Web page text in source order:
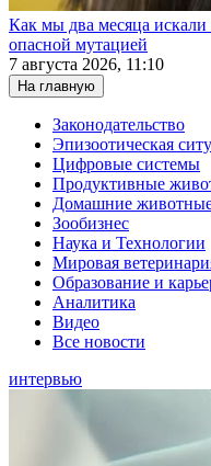
Как мы два месяца искали
опасной мутацией
7 августа 2026, 11:10
На главную
Законодательство
Эпизоотическая
Цифровые системы
Продуктивные
Домашние
Зообизнес
Наука и Технологии
Мировая
Образование и
Аналитика
Видео
Все новости
интервью